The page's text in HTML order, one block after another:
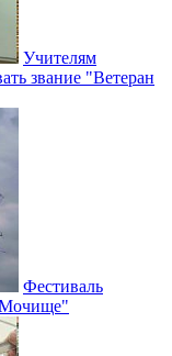
Учителям
звание "Ветеран
Фестиваль